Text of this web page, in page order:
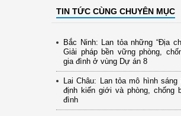
TIN TỨC CÙNG CHUYÊN MỤC
Bắc Ninh: Lan tỏa những “Địa
Giải pháp bền vững phòng,
gia đình ở vùng Dự án 8
Lai Châu: Lan tỏa mô hình sáng
định kiến giới và phòng, chống
đình